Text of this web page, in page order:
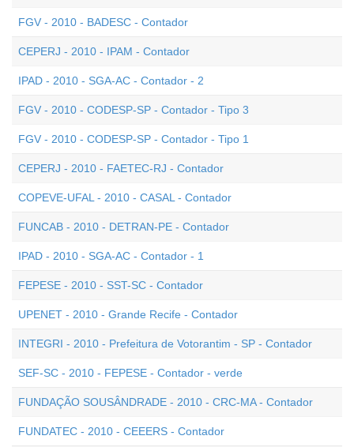
FGV - 2010 - BADESC - Contador
CEPERJ - 2010 - IPAM - Contador
IPAD - 2010 - SGA-AC - Contador - 2
FGV - 2010 - CODESP-SP - Contador - Tipo 3
FGV - 2010 - CODESP-SP - Contador - Tipo 1
CEPERJ - 2010 - FAETEC-RJ - Contador
COPEVE-UFAL - 2010 - CASAL - Contador
FUNCAB - 2010 - DETRAN-PE - Contador
IPAD - 2010 - SGA-AC - Contador - 1
FEPESE - 2010 - SST-SC - Contador
UPENET - 2010 - Grande Recife - Contador
INTEGRI - 2010 - Prefeitura de Votorantim - SP - Contador
SEF-SC - 2010 - FEPESE - Contador - verde
FUNDAÇÃO SOUSÂNDRADE - 2010 - CRC-MA - Contador
FUNDATEC - 2010 - CEEERS - Contador